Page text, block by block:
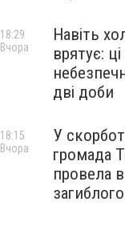
Навіть
врятує:
дві доби
18:29
Вчора
У
громада
провела
18:15
Вчора